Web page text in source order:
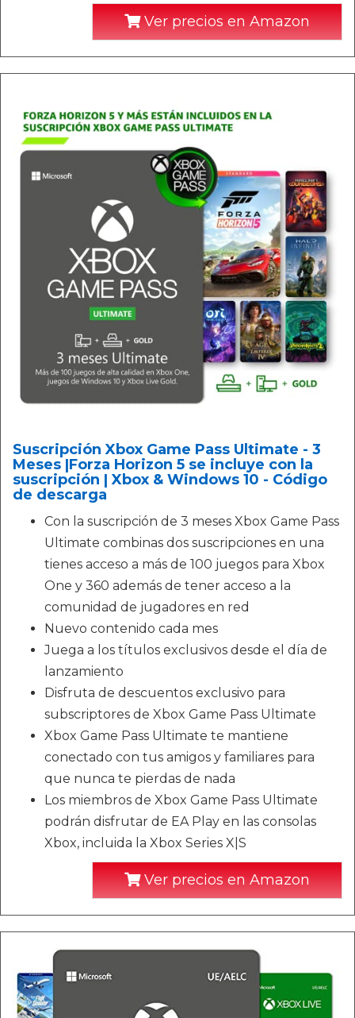
Ver precios en Amazon
Suscripción Xbox Game Pass Ultimate - 3
Meses |Forza Horizon 5 se incluye con la
suscripción | Xbox & Windows 10 - Código
de descarga
Con la suscripción de 3 meses Xbox Game Pass
Ultimate combinas dos suscripciones en una
tienes acceso a más de 100 juegos para Xbox
One y 360 además de tener acceso a la
comunidad de jugadores en red
Nuevo contenido cada mes
Juega a los títulos exclusivos desde el día de
lanzamiento
Disfruta de descuentos exclusivo para
subscriptores de Xbox Game Pass Ultimate
Xbox Game Pass Ultimate te mantiene
conectado con tus amigos y familiares para
que nunca te pierdas de nada
Los miembros de Xbox Game Pass Ultimate
podrán disfrutar de EA Play en las consolas
Xbox, incluida la Xbox Series X|S
Ver precios en Amazon